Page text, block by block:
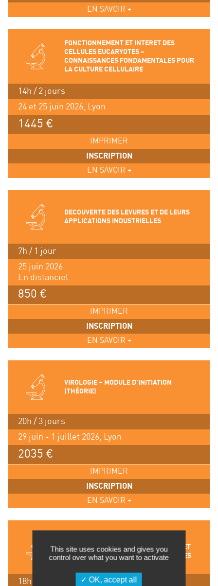
EN SAVOIR +
FONCTIONNEMENT ET INTERET DES
CELLULES EUCARYOTES –
CONNAISSANCES FONDAMENTALES POUR
LA CULTURE CELLULAIRE
14h / 2 jours
24 et 25 juin 2026, Lyon
1445 €
IMPRIMER
INSCRIPTION
EN SAVOIR +
DECOUVERTE DES LEVURES ET DE LEURS
APPLICATIONS INDUSTRIELLES
7h / 1 jour
25 juin 2026
En distanciel
850 €
IMPRIMER
INSCRIPTION
EN SAVOIR +
VIROLOGIE – MODULE D’INITIATION
(THÉORIE)
20h / 3 jours
29 juin - 1 juillet 2026, Lyon
2035 €
IMPRIMER
INSCRIPTION
EN SAVOIR +
THEORIQUES, ANALYSE DES DONNEES ET
EVALUATION DE MOLECULES BIOACTIVES
18h / 2.5 jours
This site uses cookies and gives you
control over what you want to activate
OK, accept all